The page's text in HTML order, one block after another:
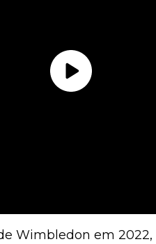
Wimbledon em